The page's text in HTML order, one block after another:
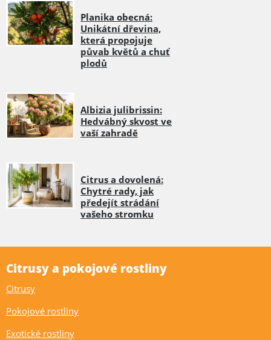
Planika obecná:
Unikátní dřevina,
která propojuje
půvab květů a chuť
plodů
Albizia julibrissin:
Hedvábný skvost ve
vaší zahradě
Citrus a dovolená:
Chytré rady, jak
předejít strádání
vašeho stromku
Citrusy a pokojové rostliny
Citrusy
Pokojové rostliny
Exotické rostliny